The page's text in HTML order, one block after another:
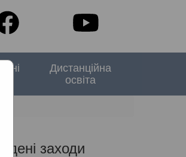
Дистанційна
освіта
заходи